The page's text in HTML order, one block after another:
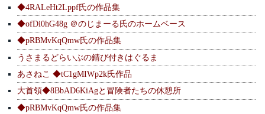
◆4RALeHt2Lppf氏の作品集
◆ofDi0hG48g ＠のじまーる氏のホームベース
◆pRBMvKqQmw氏の作品集
うさまるどらいぶの錆び付きはぐるま
あさねこ ◆tC1gMIWp2k氏作品
大首領◆8BbAD6KiAgと冒険者たちの休憩所
◆pRBMvKqQmw氏の作品集